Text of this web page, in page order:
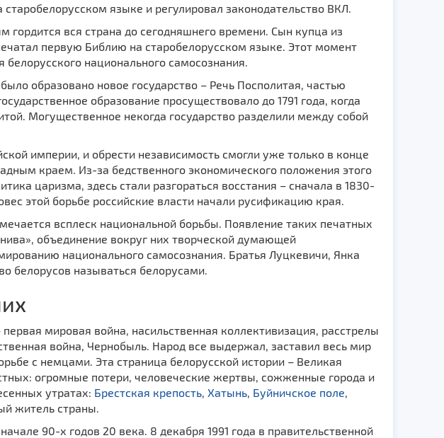
языке и регулировал законодательство ВКЛ.
гордится вся страна до сегодняшнего времени. Сын купца из
первую Библию на старобелорусском языке. Этот момент
белорусского национального самосознания.
образовано новое государство – Речь Посполитая, частью
образование просуществовало до 1791 года, когда
Могущественное некогда государство разделили между собой
империи, и обрести независимость смогли уже только в конце
краем. Из-за бедственного экономического положения этого
царизма, здесь стали разгораться восстания – сначала в 1830-
этой борьбе российские власти начали русификацию края.
всплеск национальной борьбы. Появление таких печатных
объединение вокруг них творческой думающей
национального самосознания. Братья Луцкевичи, Янка
белорусов называться белорусами.
мировая война, насильственная коллективизация, расстрелы
война, Чернобыль. Народ все выдержал, заставил весь мир
с немцами. Эта страница белорусской истории – Великая
огромные потери, человеческие жертвы, сожженные города и
утратах: Брестская крепость, Хатынь, Буйничское поле,
житель страны.
90-х годов 20 века. 8 декабря 1991 года в правительственной